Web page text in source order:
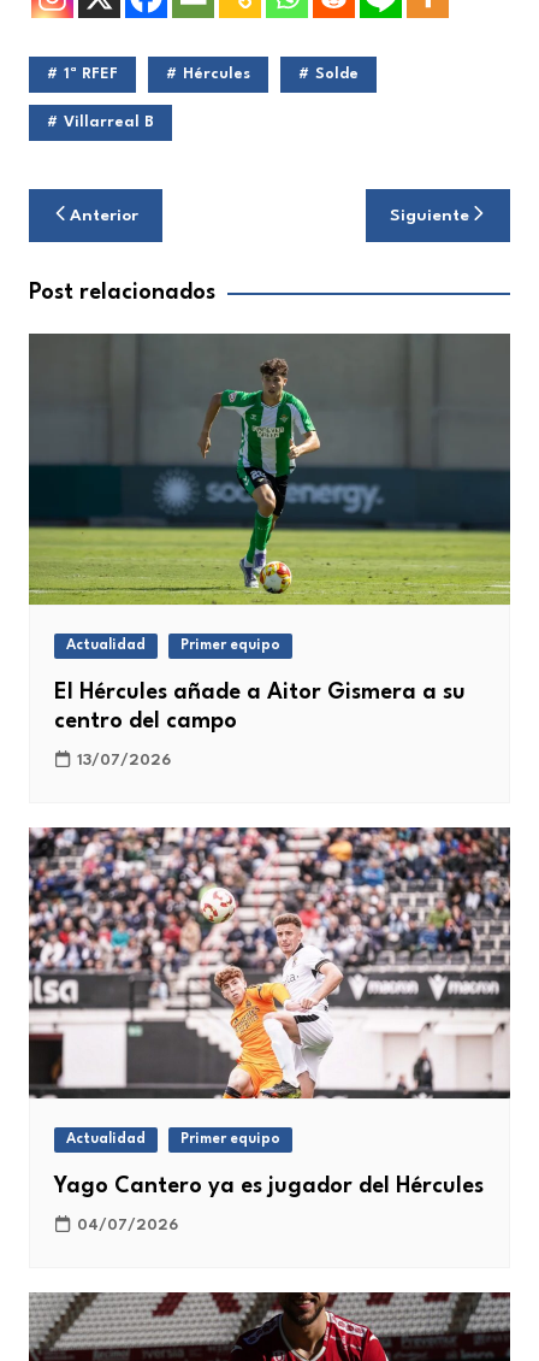
1ª RFEF Hércules Solde
Villarreal B
Navegación
de
entradas
Anterior Siguiente
Post relacionados
Actualidad Primer equipo
El Hércules añade a Aitor Gismera a su
centro del campo
13/07/2026
Actualidad Primer equipo
Yago Cantero ya es jugador del Hércules
04/07/2026